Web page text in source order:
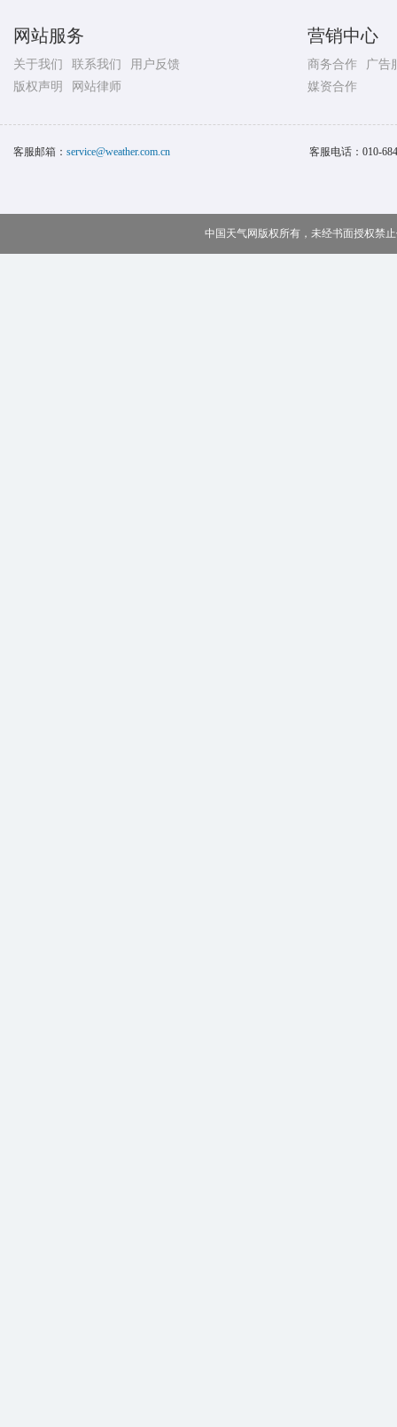
网站服务
关于我们 联系我们
用户反馈
版权声明
网站律师
营销中心
商务合作
广告
媒资合作
客服邮箱： service@weather.com.cn 客服电话： 010-
中国天气网版权所有，未经书面授权